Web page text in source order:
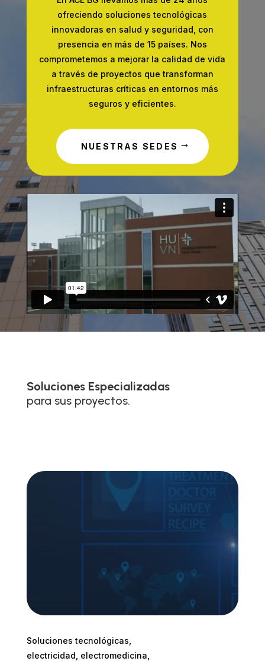
ofreciendo soluciones tecnológicas
innovadoras en salud y seguridad, con
presencia en más de 15 países. Nos
comprometemos a mejorar la calidad de vida
a través de proyectos que transforman
infraestructuras críticas en entornos más
seguros y eficientes.
NUESTRAS SEDES
Soluciones Especializadas
para sus proyectos.
Soluciones tecnológicas,
electricidad, electromedicina,